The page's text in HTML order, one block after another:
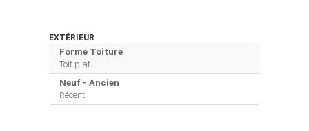
EXTÉRIEUR
Forme Toiture
Toit plat
Neuf - Ancien
Récent